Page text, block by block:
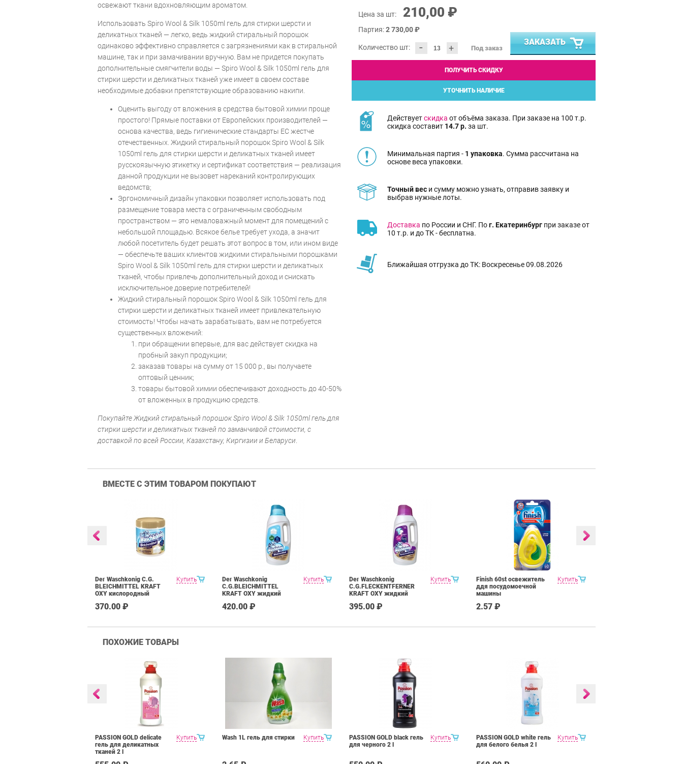
Цена за шт: 210,00 ₽
Партия:2 730,00 ₽
Количество шт: - + Под заказ
ЗАКАЗАТЬ
ПОЛУЧИТЬ СКИДКУ
УТОЧНИТЬ НАЛИЧИЕ
Действуетскидка от объёма заказа. При заказе на 100 т.р.
скидка составит 14.7 р. за шт.
Минимальная партия - 1 упаковка. Сумма рассчитана на
основе веса упаковки.
Точный вес и сумму можно узнать, отправив заявку и
выбрав нужные лоты.
Доставка по России и СНГ. Пог. Екатеринбург при заказе от
10 т.р. и до ТК - бесплатна.
Ближайшая отгрузка до ТК: Воскресенье 09.08.2026
освежают ткани вдохновляющим ароматом.
Использовать Spiro Wool & Silk 1050ml гель для стирки шерсти и
деликатных тканей — легко, ведь жидкий стиральный порошок
одинаково эффективно справляется с загрязнениями как в стиральной
машине, так и при замачивании вручную. Вам не придется покупать
дополнительные смягчители воды — Spiro Wool & Silk 1050ml гель для
стирки шерсти и деликатных тканей уже имеет в своем составе
необходимые добавки препятствующие образованию накипи.
Оценить выгоду от вложения в средства бытовой химии проще
простого! Прямые поставки от Европейских производителей —
основа качества, ведь гигиенические стандарты ЕС жестче
отечественных. Жидкий стиральный порошок Spiro Wool & Silk
1050ml гель для стирки шерсти и деликатных тканей имеет
русскоязычную этикетку и сертификат соответствия — реализация
данной продукции не вызовет нареканий контролирующих
ведомств;
Эргономичный дизайн упаковки позволяет использовать под
размещение товара места с ограниченным свободным
пространством — это немаловажный момент для помещений с
небольшой площадью. Всякое белье требует ухода, а значит
любой посетитель будет решать этот вопрос в том, или ином виде
— обеспечьте ваших клиентов жидкими стиральными порошками
Spiro Wool & Silk 1050ml гель для стирки шерсти и деликатных
тканей, чтобы привлечь дополнительный доход и снискать
исключительное доверие потребителей!
Жидкий стиральный порошок Spiro Wool & Silk 1050ml гель для
стирки шерсти и деликатных тканей имеет привлекательную
стоимость! Чтобы начать зарабатывать, вам не потребуется
существенных вложений:
при обращении впервые, для вас действует скидка на
пробный закуп продукции;
заказав товары на сумму от 15 000 р., вы получаете
оптовый ценник;
товары бытовой химии обеспечивают доходность до 40-50%
от вложенных в продукцию средств.
Покупайте Жидкий стиральный порошок Spiro Wool & Silk 1050ml гель для
стирки шерсти и деликатных тканей по заманчивой стоимости, с
доставкой по всей России, Казахстану, Киргизии и Беларуси
ВМЕСТЕ С ЭТИМ ТОВАРОМ ПОКУПАЮТ
Купить
Der Waschkonig C.G.
BLEICHMITTEL KRAFT
OXY кислородный
370.00 ₽
Купить
Der Waschkonig
C.G.BLEICHMITTEL
KRAFT OXY жидкий
420.00 ₽
Купить
Der Waschkonig
C.G.FLECKENTFERNER
KRAFT OXY жидкий
мл
395.00 ₽
Купить
Finish 60st освежитель
ддя посудомоечной
машины
2.57 ₽
ПОХОЖИЕ ТОВАРЫ
Купить
PASSION GOLD delicate
гель для деликатных
тканей 2 l
Купить
Wash 1L гель для стирки Купить
PASSION GOLD black гель
для черного 2 l
Купить
PASSION GOLD white гель
для белого белья 2 l